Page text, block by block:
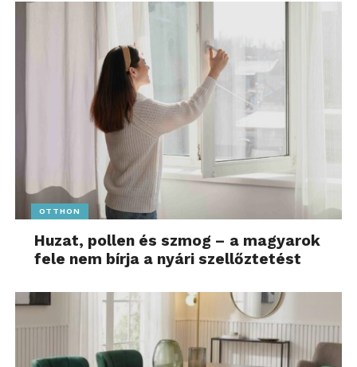
OTTHON
Huzat, pollen és szmog – a magyarok
fele nem bírja a nyári szellőztetést